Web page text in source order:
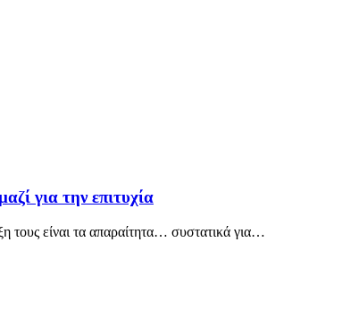
για την επιτυχία
τους είναι τα απαραίτητα… συστατικά για…